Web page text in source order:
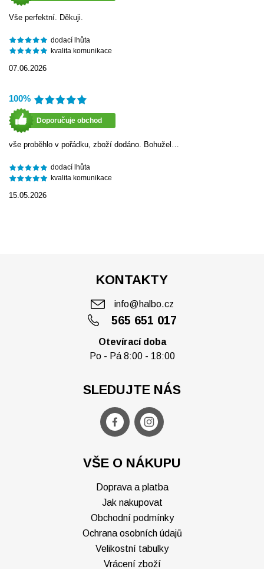
Vše perfektní. Děkuji.
dodací lhůta
kvalita komunikace
07.06.2026
100%
Doporučuje obchod
vše proběhlo v pořádku, zboží dodáno. Bohužel…
dodací lhůta
kvalita komunikace
15.05.2026
KONTAKTY
565 651 017
info@halbo.cz
Otevírací doba
Po - Pá 8:00 - 18:00
VŠE O NÁKUPU
Doprava a platba
Jak nakupovat
Obchodní podmínky
Ochrana osobních údajů
Velikostní tabulky
Vrácení zboží
SLEDUJTE NÁS